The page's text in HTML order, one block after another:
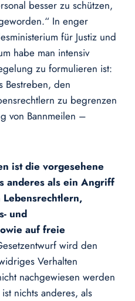
besser zu schützen,
In enger
für Justiz und
habe man intensiv
zu formulieren ist:
Bestreben, den
zu begrenzen
von Bannmeilen –
ist die vorgesehene
anderes als ein Angriff
und
auf freie
wird den
Verhalten
nachgewiesen werden
nichts anderes, als